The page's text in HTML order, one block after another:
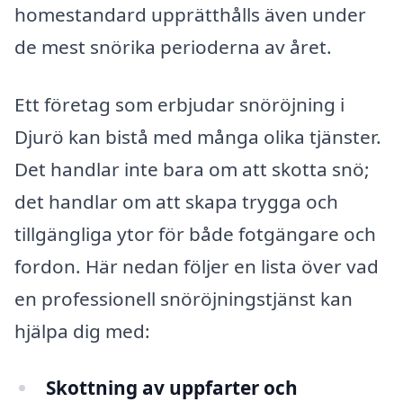
homestandard upprätthålls även under
de mest snörika perioderna av året.
Ett företag som erbjudar snöröjning i
Djurö kan bistå med många olika tjänster.
Det handlar inte bara om att skotta snö;
det handlar om att skapa trygga och
tillgängliga ytor för både fotgängare och
fordon. Här nedan följer en lista över vad
en professionell snöröjningstjänst kan
hjälpa dig med:
Skottning av uppfarter och